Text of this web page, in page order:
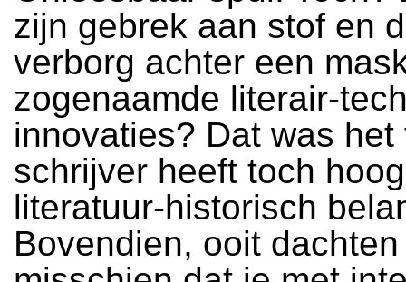
zijn gebrek aan stof en
verborg achter een
zogenaamde literair-
innovaties? Dat was het
schrijver heeft toch
literatuur-historisch
Bovendien, ooit